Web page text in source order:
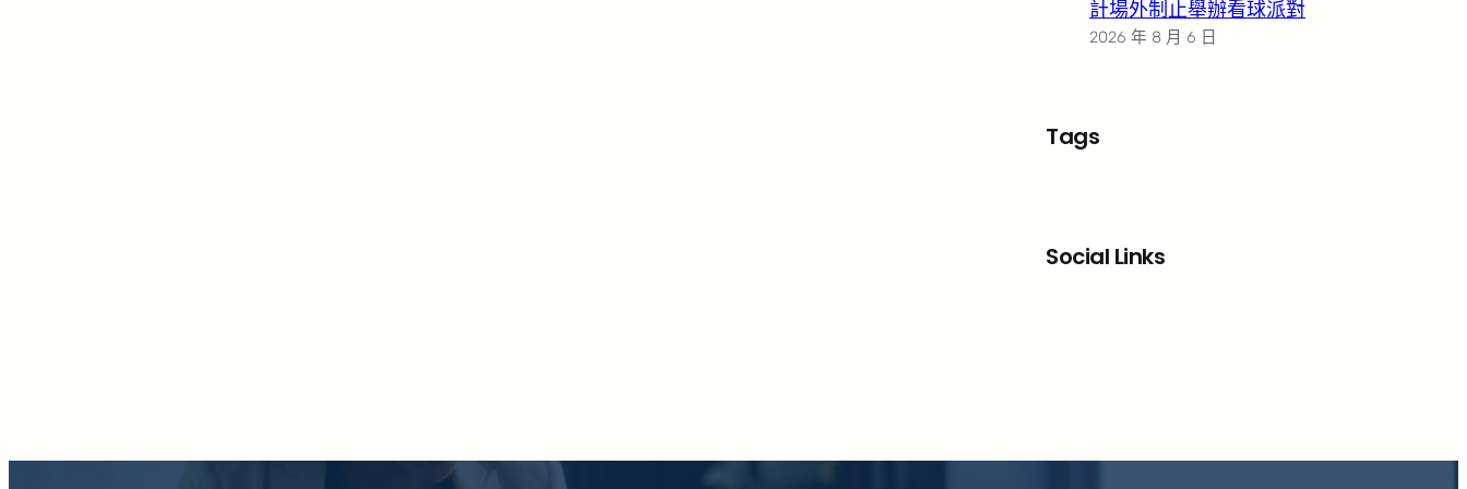
計場外制止舉辦看球派對
2026 年 8 月 6 日
Tags
Social Links